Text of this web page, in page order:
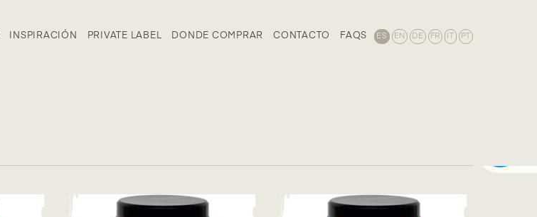
INSPIRACIÓN PRIVATE LABEL DONDE COMPRAR CONTACTO FAQS ES EN DE FR PT